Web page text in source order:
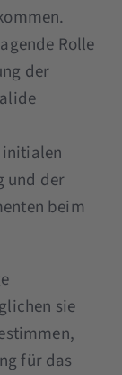
Rolle
der
initialen
und der
beim
sie
für das